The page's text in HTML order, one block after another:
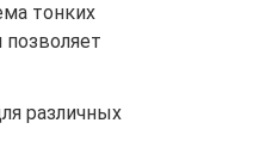
тонких
различных